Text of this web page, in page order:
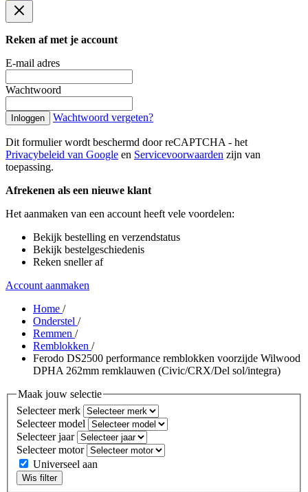
Reken af met je account
E-mail adres
Wachtwoord
Inloggen Wachtwoord vergeten?
Dit formulier wordt beschermd door reCAPTCHA - het
Privacybeleid van Google en Servicevoorwaarden zijn van
toepassing.
Afrekenen als een nieuwe klant
Het aanmaken van een account heeft vele voordelen:
Bekijk bestelling en verzendstatus
Bekijk bestelgeschiedenis
Reken sneller af
Account aanmaken
Home /
Onderstel /
Remmen /
Remblokken /
Ferodo DS2500 performance remblokken voorzijde Wilwood
DPHA 262mm remklauwen (Civic/CRX/Del sol/integra)
Maak jouw selectie
Selecteer merk
Selecteer model
Selecteer jaar
Selecteer motor
Universeel aan
Wis filter